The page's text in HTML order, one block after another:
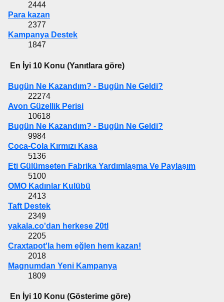
2444
Para kazan
2377
Kampanya Destek
1847
En İyi 10 Konu (Yanıtlara göre)
Bugün Ne Kazandım? - Bugün Ne Geldi?
22274
Avon Güzellik Perisi
10618
Bugün Ne Kazandım? - Bugün Ne Geldi?
9984
Coca-Cola Kırmızı Kasa
5136
Eti Gülümseten Fabrika Yardımlaşma Ve Paylaşım
5100
OMO Kadınlar Kulübü
2413
Taft Destek
2349
yakala.co'dan herkese 20tl
2205
Craxtapot'la hem eğlen hem kazan!
2018
Magnumdan Yeni Kampanya
1809
En İyi 10 Konu (Gösterime göre)